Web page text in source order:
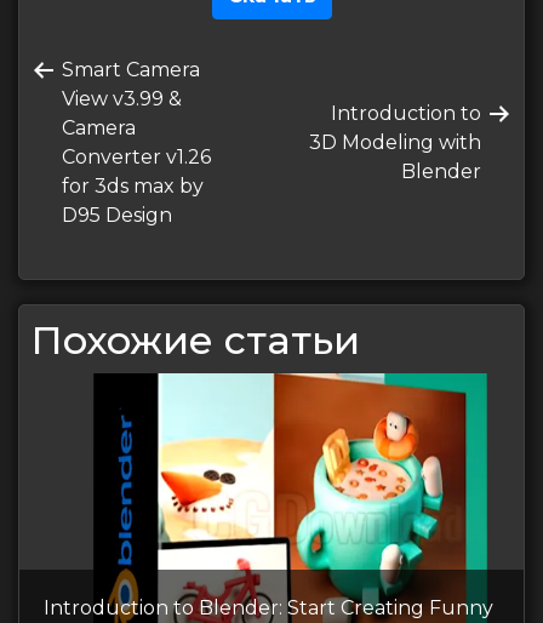
по
записям
Предыдущая
запись
Smart Camera
View v3.99 &
Camera
Converter v1.26
for 3ds max by
D95 Design
Следующая
запись
Introduction to
3D Modeling with
Blender
Похожие статьи
Introduction to Blender: Start Creating Funny